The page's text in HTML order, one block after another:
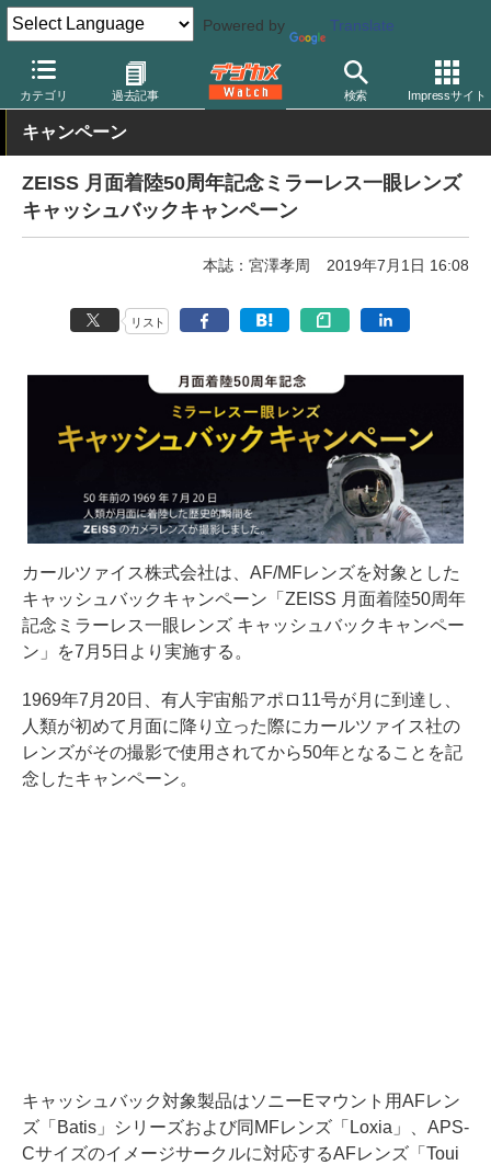
Powered by Translate
カテゴリ 過去記事 検索 Impressサイト
デジカメ Watch レンズ 交換レンズ カールツァイス
キャンペーン
ZEISS 月面着陸50周年記念ミラーレス一眼レンズ
キャッシュバックキャンペーン
本誌：宮澤孝周 2019年7月1日 16:08
リスト
カールツァイス株式会社は、AF/MFレンズを対象とした
キャッシュバックキャンペーン「ZEISS 月面着陸50周年
記念ミラーレス一眼レンズ キャッシュバックキャンペー
ン」を7月5日より実施する。
1969年7月20日、有人宇宙船アポロ11号が月に到達し、
人類が初めて月面に降り立った際にカールツァイス社の
レンズがその撮影で使用されてから50年となることを記
念したキャンペーン。
キャッシュバック対象製品はソニーEマウント用AFレン
ズ「Batis」シリーズおよび同MFレンズ「Loxia」、APS-
Cサイズのイメージサークルに対応するAFレンズ「Toui